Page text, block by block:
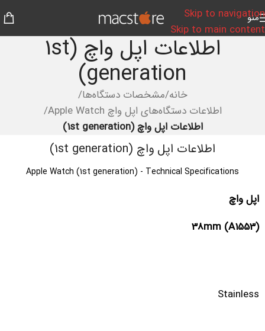
Skip to navigation
Skip to main content
منو
اطلاعات اپل واچ (1st
generation)
خانه/مشخصات دستگاه‌ها/
اطلاعات دستگاه‌های اپل واچ Apple Watch
/
اطلاعات اپل واچ (1st generation)
اطلاعات اپل واچ (1st generation)
Apple Watch (1st generation) - Technical Specifications
اپل واچ
38mm (A1553)
Stainless